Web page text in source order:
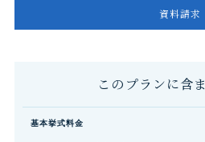
資料請求
このプランに含
基本挙式料金